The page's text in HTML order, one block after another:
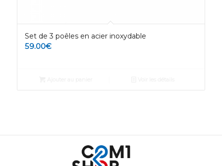
Set de 3 poêles en acier inoxydable
59.00€